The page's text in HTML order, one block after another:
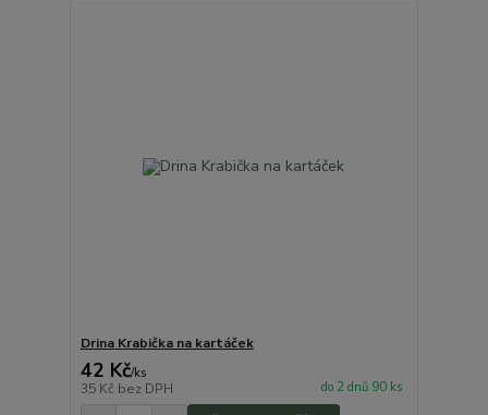
Drina Krabička na kartáček
42 Kč/ks
35 Kč bez DPH do 2 dnů 90 ks